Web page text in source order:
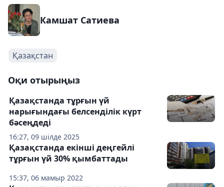
Камшат Сатиева
Қазақстан
Оқи отырыңыз
16:27, 09 шілде 2025
Қазақстанда тұрғын үй
нарығындағы белсенділік күрт
бәсеңдеді
15:37, 06 мамыр 2022
Қазақстанда екінші деңгейлі
тұрғын үй 30% қымбаттады